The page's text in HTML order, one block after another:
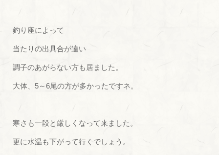
釣り座によって
当たりの出具合が違い
調子のあがらない方も居ました。
大体、5～6尾の方が多かったですネ。
寒さも一段と厳しくなって来ました。
更に水温も下がって行くでしょう。